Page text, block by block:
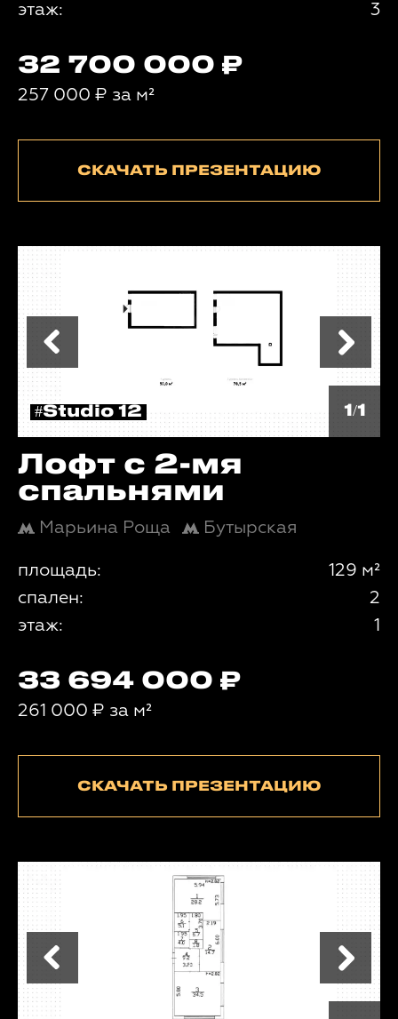
этаж:
3
32 700 000
257 000 ₽ за м²
СКАЧАТЬ ПРЕЗЕНТАЦИЮ
#Studio 12 1/1
Лофт с 2-мя
спальнями
Марьина Роща Бутырская
площадь:
129 м²
спален:
2
этаж:
1
33 694 000
261 000 ₽ за м²
СКАЧАТЬ ПРЕЗЕНТАЦИЮ